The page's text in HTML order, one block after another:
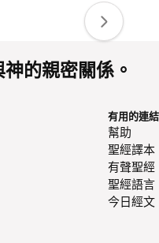
的親密關係。
有用的連結
幫助
聖經譯本
有聲聖經
聖經語言
今日經文